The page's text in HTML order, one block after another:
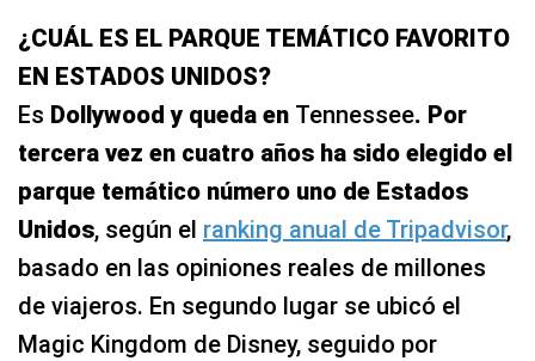
¿CUÁL ES EL PARQUE TEMÁTICO FAVORITO
EN ESTADOS UNIDOS?
Es Dollywood y queda en Tennessee. Por
tercera vez en cuatro años ha sido elegido el
parque temático número uno de Estados
Unidos, según el ranking anual de Tripadvisor,
basado en las opiniones reales de millones
de viajeros. En segundo lugar se ubicó el
Magic Kingdom de Disney, seguido por